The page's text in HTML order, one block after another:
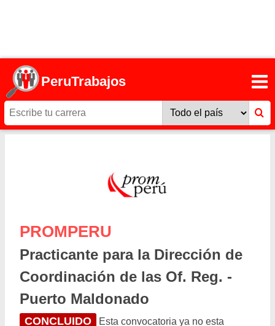
PeruTrabajos
PROMPERU
Practicante para la Dirección de
Coordinación de las Of. Reg. -
Puerto Maldonado
CONCLUIDO
Esta convocatoria ya no esta